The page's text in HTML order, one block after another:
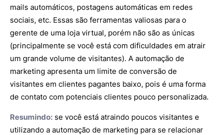
mails automáticos, postagens automáticas em redes
sociais, etc. Essas são ferramentas valiosas para o
gerente de uma loja virtual, porém não são as únicas
(principalmente se você está com dificuldades em atrair
um grande volume de visitantes). A automação de
marketing apresenta um limite de conversão de
visitantes em clientes pagantes baixo, pois é uma forma
de contato com potenciais clientes pouco personalizada.
Resumindo: se você está atraindo poucos visitantes e
utilizando a automação de marketing para se relacionar